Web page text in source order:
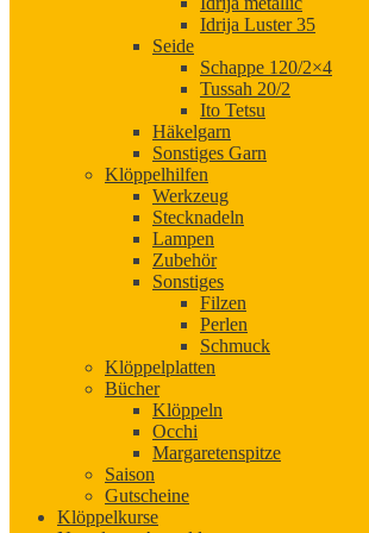
Idrija Luster 35
Seide
Schappe 120/2×4
Tussah 20/2
Ito Tetsu
Häkelgarn
Sonstiges Garn
Klöppelhilfen
Werkzeug
Stecknadeln
Lampen
Zubehör
Sonstiges
Filzen
Perlen
Schmuck
Klöppelplatten
Bücher
Klöppeln
Occhi
Margaretenspitze
Saison
Gutscheine
Klöppelkurse